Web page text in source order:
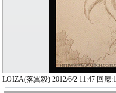
LOIZA(落翼殺) 2012/6/2 11:47 回應:1